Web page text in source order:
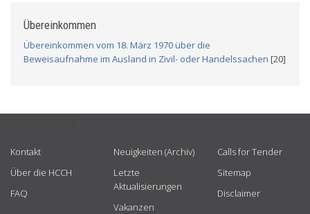
Übereinkommen
Übereinkommen vom 18. März 1970 über die
Beweisaufnahme im Ausland in Zivil- oder Handelssachen [20]
Kontakt
Über die HCCH
FAQ
Neuigkeiten (Archiv)
Letzte
Aktualisierungen
Vakanzen
Calls for Tender
Sitemap
Disclaimer